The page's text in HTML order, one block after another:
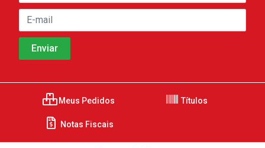
Meus Pedidos Títulos
Notas Fiscais